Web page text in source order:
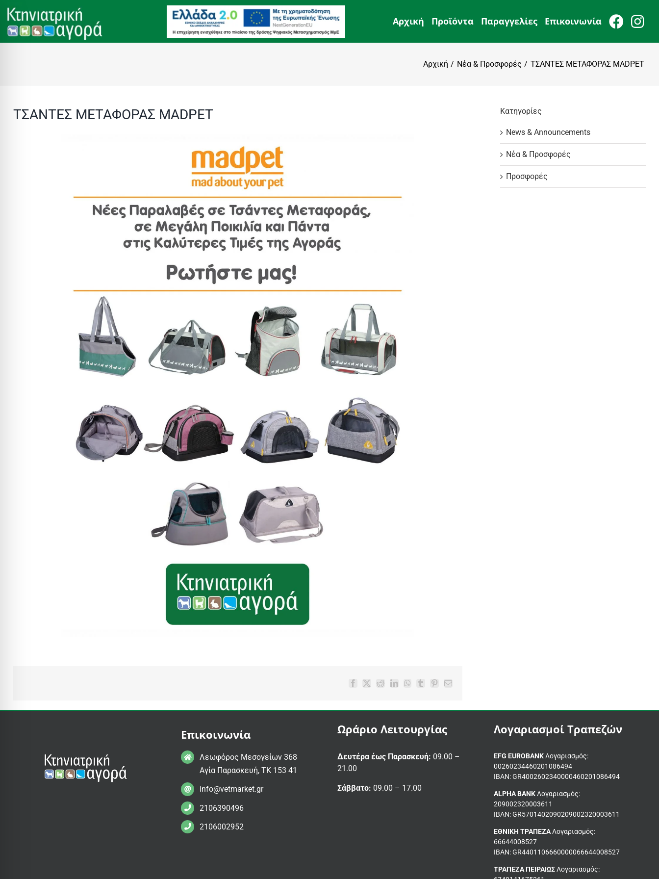
Μετάβαση
στο
περιεχόμενο
Αρχική Προϊόντα Παραγγελίες Επικοινωνία
Αρχική Νέα & Προσφορές ΤΣΑΝΤΕΣ ΜΕΤΑΦΟΡΑΣ MADPET
ΤΣΑΝΤΕΣ ΜΕΤΑΦΟΡΑΣ MADPET
Facebook
X RedditLinkedInWhatsApp
TumblrPinterest
Email
Kατηγορίες
News & Announcements
Νέα & Προσφορές
Προσφορές
Επικοινωνία
Λεωφόρος Μεσογείων 368
Αγία Παρασκευή, ΤΚ 153 41
info@vetmarket.gr
2106390496
2106002952
Ωράριο Λειτουργίας
Δευτέρα έως Παρασκευή: 09.00 –
21.00
Σάββατο: 09.00 – 17.00
Λογαριασμοί Τραπεζών
EFG EUROBANK Λογαριασμός:
00260234460201086494
ΙΒΑΝ: GR4002602340000460201086494
ALPHA BANK Λογαριασμός:
209002320003611
ΙΒΑΝ: GR5701402090209002320003611
ΕΘΝΙΚΗ ΤΡΑΠΕΖΑ Λογαριασμός:
66644008527
IBAN: GR4401106660000066644008527
ΤΡΑΠΕΖΑ ΠΕΙΡΑΙΩΣ Λογαριασμός: